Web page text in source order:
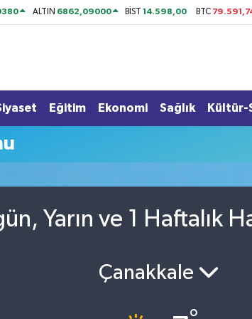
ALTIN 6862,09000 BİST14.598,00 BTC
Eğitim Ekonomi Sağlık Kültür-
Yarın ve 1 Haftalık
Çanakkale